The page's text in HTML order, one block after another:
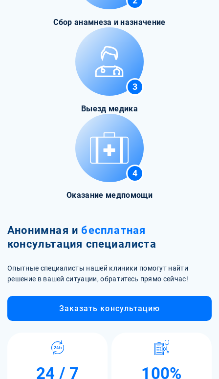
Сбор анамнеза и назначение
3
Выезд медика
4
Оказание медпомощи
Анонимная и бесплатная
консультация специалиста
Опытные специалисты нашей клиники помогут найти
решение в вашей ситуации, обратитесь прямо сейчас!
Заказать консультацию
24 / 7 100%